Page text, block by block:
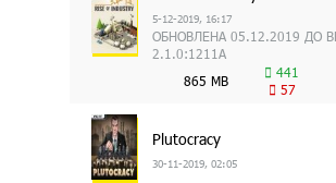
5-12-2019, 16:17
ОБНОВЛЕНА 05.12.2019 ДО
2.1.0:1211A
865 MB
441
57
Plutocracy
30-11-2019, 02:05